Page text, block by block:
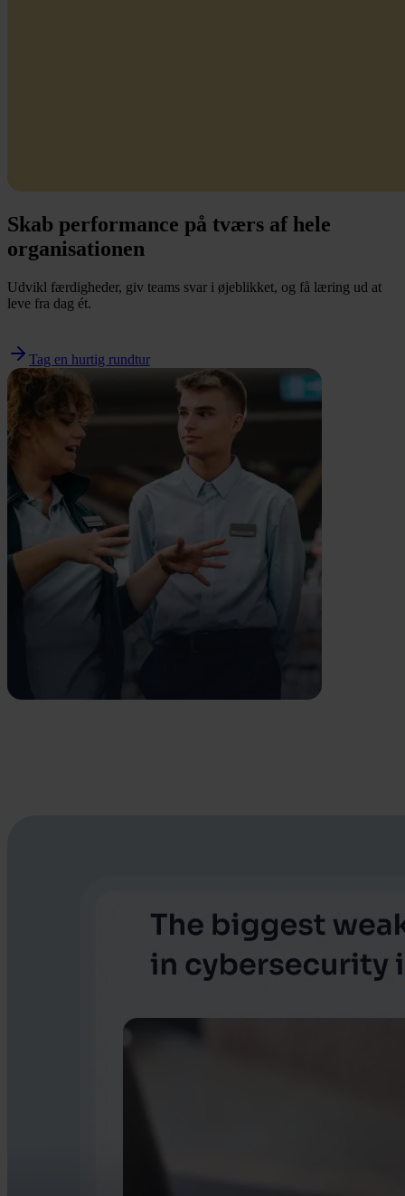
Skab performance på tværs af hele
organisationen
Udvikl færdigheder, giv teams svar i øjeblikket, og få læring ud at
leve fra dag ét.
Tag en hurtig rundtur